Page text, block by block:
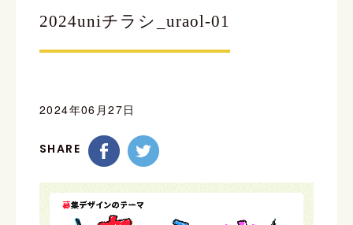
2024uniチラシ_uraol-01
2024年06月27日
SHARE